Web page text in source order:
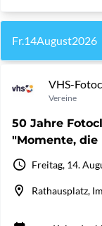
Fr.14August2026
VHS-
Vereine
50 Jahre
"Momente, die
Freitag, 14.
Rathausplatz,